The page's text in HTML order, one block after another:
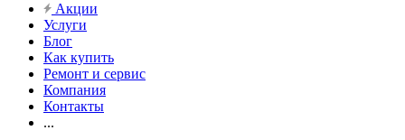
Акции
Услуги
Блог
Как купить
Ремонт и сервис
Компания
Контакты
...